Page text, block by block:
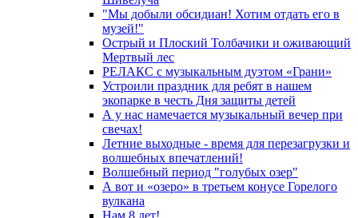
"Мы добыли обсидиан! Хотим отдать его в
музей!"
Острый и Плоский Толбачики и оживающий
Мертвый лес
РЕЛАКС с музыкальным дуэтом «Грани»
Устроили праздник для ребят в нашем
экопарке в честь Дня защиты детей
А у нас намечается музыкальный вечер при
свечах!
Летние выходные - время для перезагрузки и
волшебных впечатлений!
Волшебный период "голубых озер"
А вот и «озеро» в третьем конусе Горелого
вулкана
Нам 8 лет!